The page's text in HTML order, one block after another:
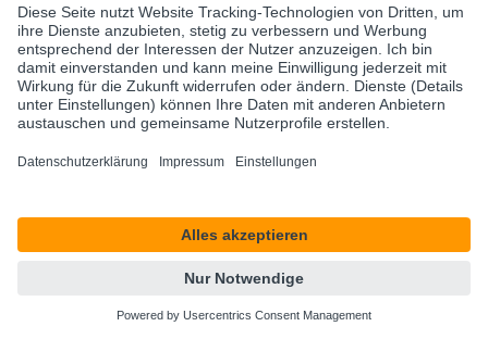
Über uns
Karriere
d.velop Gruppe
d.velop Software
Kontaktiere uns